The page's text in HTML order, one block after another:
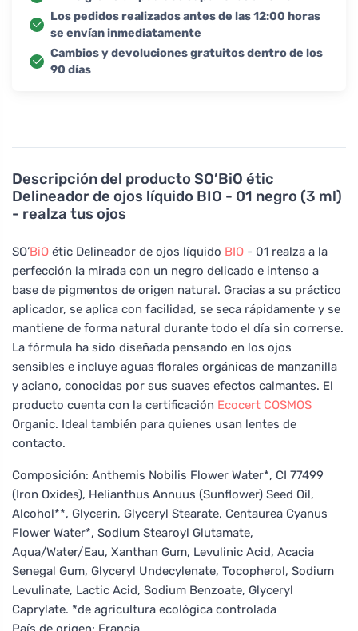
Descripción del producto SO’BiO étic
Delineador de ojos líquido BIO - 01 negro (3 ml)
- realza tus ojos
SO’BiO étic Delineador de ojos líquido BIO - 01 realza a la
perfección la mirada con un negro delicado e intenso a
base de pigmentos de origen natural. Gracias a su práctico
aplicador, se aplica con facilidad, se seca rápidamente y se
mantiene de forma natural durante todo el día sin correrse.
La fórmula ha sido diseñada pensando en los ojos
sensibles e incluye aguas florales orgánicas de manzanilla
y aciano, conocidas por sus suaves efectos calmantes. El
producto cuenta con la certificación Ecocert COSMOS
Organic. Ideal también para quienes usan lentes de
contacto.
Composición: Anthemis Nobilis Flower Water*, CI 77499
(Iron Oxides), Helianthus Annuus (Sunflower) Seed Oil,
Alcohol**, Glycerin, Glyceryl Stearate, Centaurea Cyanus
Flower Water*, Sodium Stearoyl Glutamate,
Aqua/Water/Eau, Xanthan Gum, Levulinic Acid, Acacia
Senegal Gum, Glyceryl Undecylenate, Tocopherol, Sodium
Levulinate, Lactic Acid, Sodium Benzoate, Glyceryl
Caprylate. *de agricultura ecológica controlada
Los pedidos realizados antes de las 12:00 horas
se envían inmediatamente
Cambios y devoluciones gratuitos dentro de los
90 días